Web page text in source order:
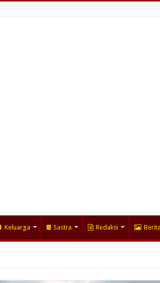
Keluarga Sastra Redaksi